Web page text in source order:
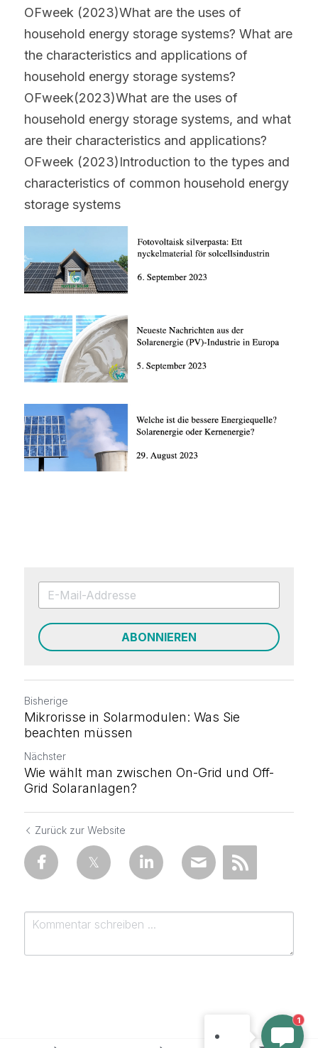
OFweek (2023)What are the uses of
household energy storage systems? What are
the characteristics and applications of
household energy storage systems?
OFweek(2023)What are the uses of
household energy storage systems, and what
are their characteristics and applications?
OFweek (2023)Introduction to the types and
characteristics of common household energy
storage systems
ABONNIEREN
Bisherige
Mikrorisse in Solarmodulen: Was Sie
beachten müssen
Nächster
Wie wählt man zwischen On-Grid und Off-
Grid Solaranlagen?
Zurück zur Website
1